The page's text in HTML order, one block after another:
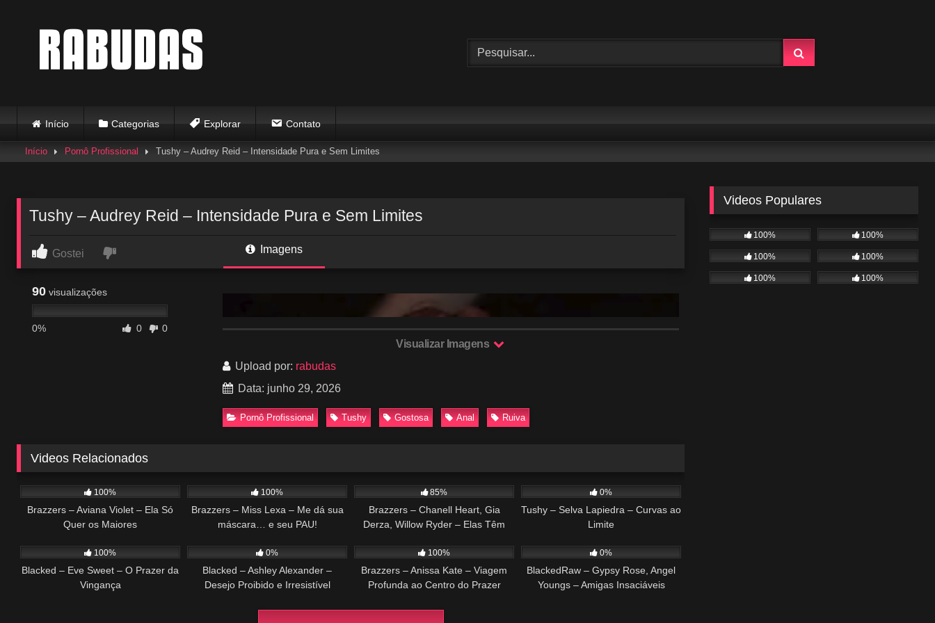
Início Categorias Explorar Contato
Início Pornô Profissional Tushy – Audrey Reid – Intensidade Pura e Sem Limites
Tushy – Audrey Reid – Intensidade Pura e Sem Limites
Gostei Imagens
90 visualizações
0% 0 0
Visualizar Imagens
Upload por: rabudas
Data: junho 29, 2026
Pornô Profissional Tushy Gostosa Anal Ruiva
Videos Relacionados
100%
Brazzers – Aviana Violet – Ela Só
Quer os Maiores
100%
Brazzers – Miss Lexa – Me dá sua
máscara… e seu PAU!
85%
Brazzers – Chanell Heart, Gia
Derza, Willow Ryder – Elas Têm
0%
Tushy – Selva Lapiedra – Curvas ao
Limite
100%
Blacked – Eve Sweet – O Prazer da
Vingança
0%
Blacked – Ashley Alexander –
Desejo Proibido e Irresistível
100%
Brazzers – Anissa Kate – Viagem
Profunda ao Centro do Prazer
0%
BlackedRaw – Gypsy Rose, Angel
Youngs – Amigas Insaciáveis
Videos Populares
100% 100%
100% 100%
100% 100%